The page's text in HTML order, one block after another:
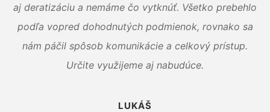
aj deratizáciu a nemáme čo vytknúť. Všetko prebehlo
podľa vopred dohodnutých podmienok, rovnako sa
nám páčil spôsob komunikácie a celkový prístup.
Určite využijeme aj nabudúce.
LUKÁŠ